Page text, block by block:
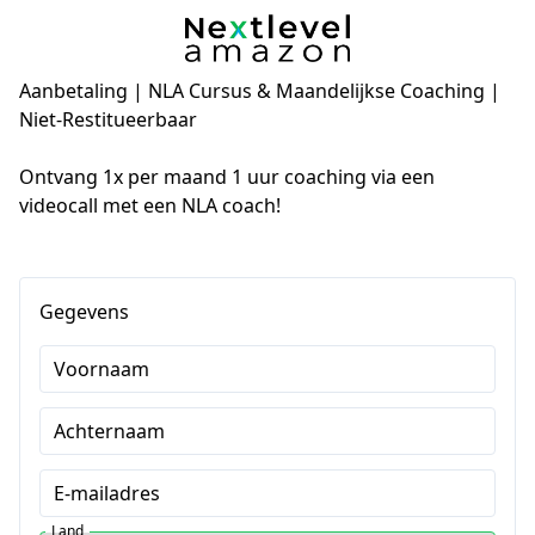
Aanbetaling | NLA Cursus & Maandelijkse Coaching |
Niet-Restitueerbaar
Ontvang 1x per maand 1 uur coaching via een
videocall met een NLA coach!
Gegevens
Voornaam
Achternaam
E-mailadres
Land